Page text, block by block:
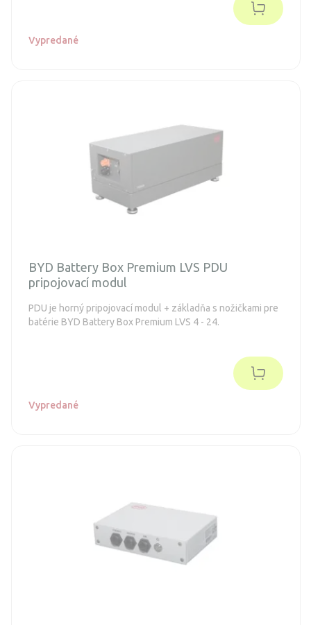
Vypredané
BYD Battery Box Premium LVS PDU
pripojovací modul
PDU je horný pripojovací modul + základňa s nožičkami pre
batérie BYD Battery Box Premium LVS 4 - 24.
Vypredané